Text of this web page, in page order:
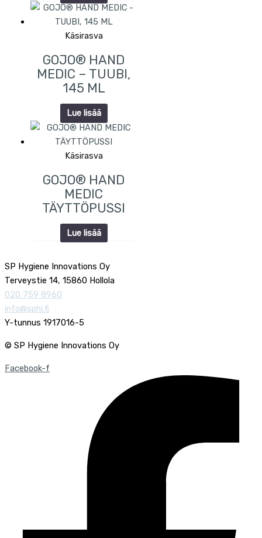
Käsirasva
GOJO® HAND
MEDIC – TUUBI,
145 ML
Lue lisää
Käsirasva
GOJO® HAND
MEDIC
TÄYTTÖPUSSI
Lue lisää
SP Hygiene Innovations Oy
Terveystie 14, 15860 Hollola
020 759 8960
info@sphi.fi
Y-tunnus 1917016-5
© SP Hygiene Innovations Oy
Facebook-f